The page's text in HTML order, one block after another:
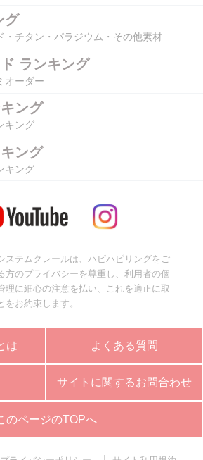
グ
・チタン・パラジウム・その他素材
ランキング
オーダー
ング
キング
ング
キング
ステムクレールは、ハピハピリングをご
方のプライバシーを尊重し、利用者の個
理に細心の注意を払い、これを適正に取
をお約束します。
は よくある質問
サイトに関するお問合わせ
のページのTOPへ